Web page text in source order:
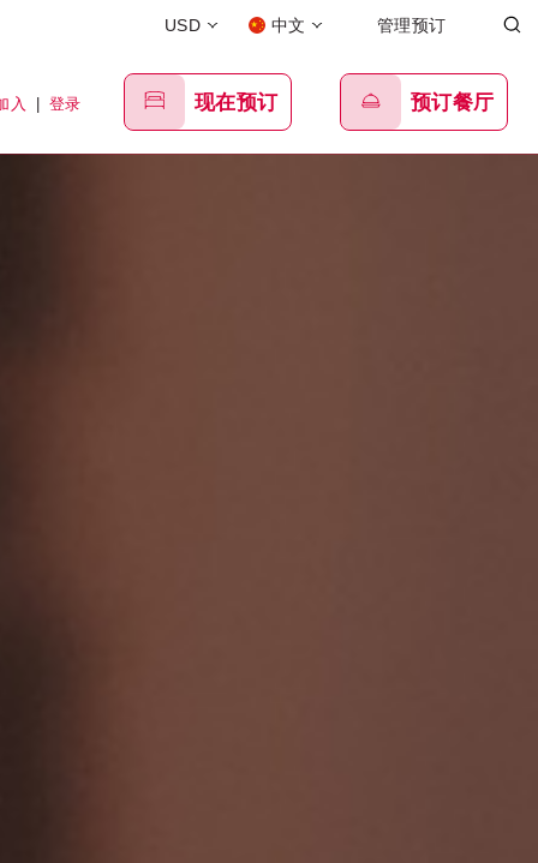
USD 中文 管理预订
入 | 登录 现在预订 预订餐厅